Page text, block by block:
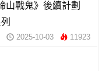
山戰鬼》後續計劃
2025-10-03 11923